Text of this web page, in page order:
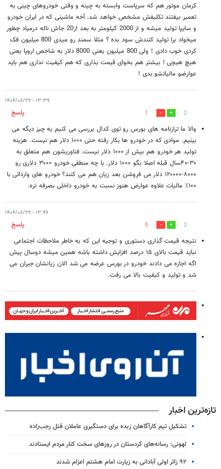
کرمان موتور هم که سرپاست وابسته به چینه و وقتی خودروهای چینی به
تعمیر بیفتند تکلیفش مشخص خواهد شد. آخه ماشینی که در ایران خودرو
و سایپا تولید میشه و از 2000 کیلومتر به بعد از20 جاش ناله درمیاد چطور
میخواد برا تولید کنندش سود بده ؟ مثلا سمند رو میدی 800 میلیون فک
کردی خوب دادی ! ولی 800 میلیون یعنی 8000 دلار به شاخص اروپا یعنی
هیچ هیچی ! بیشتر هم بخوای قیمت بذاری که هم کیفیت نداری هم باید
عوارضو مالیاتشو بدی !
۱۳:۳۹ - ۱۴۰۴/۰۶/۲۲
2
1
پاسخ
والا ما ترازنامه های بورس رو توی کدال بررسی می کنیم یه چیز دیگه می
بینیم. موادی که در خودرو ها بکار رفته حتی ۱۰۰۰ دلار هم نیست. هزینه
تولید هر خودرو هم بیش از ۱۰۰۰ دلار نیست. فناوریشون هم متعلق به
۳۰-۴۰سال قبله اصلا بگو ۱۰۰۰ دلار. با چه منطقی خودرو ۳۰۰۰ دلاری رو
۸۰۰۰-۱۲۰۰۰۰ دلار می فروشن بعد زیان هم می کنند؟ خودرو های وارداتی با
۱۰۰٪ مالیات علاوه عوارض هنوز نسبت به خودرو داخلی بصرفه تره.
۱۳:۴۶ - ۱۴۰۴/۰۶/۲۲
2
0
پاسخ
نتیجه قیمت گذاری دستوری و توجیه این که به خاطر ملاحظات اجتماعی
نباید قیمت بالای ۱۵ درصد افزایش داشته باشه همین میشه دوسال پیش
اگه اجازه می دادند خودرو در بورس عرضه می شد الان زیانشان جبران می
شد و تولید و کیفیت بالا می رفت.
تازه‌ترین اخبار
تشکیل تیم کارآگاهان زبده برای دستگیری عاملان قتل رجب‌زاده
لهونی: رسانه‌های کردستان در روزهای سخت کنار مردم ایستادند
۹۲ زائر اولی آبادانی به زیارت امام هشتم اعزام شدند